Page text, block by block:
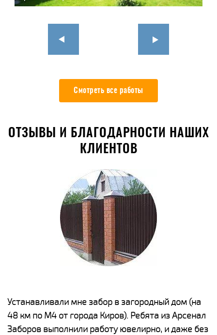
Смотреть все работы
ОТЗЫВЫ И БЛАГОДАРНОСТИ НАШИХ
КЛИЕНТОВ
Устанавливали мне забор в загородный дом (на
48 км по М4 от города Киров). Ребята из Арсенал
Заборов выполнили работу ювелирно, и даже без